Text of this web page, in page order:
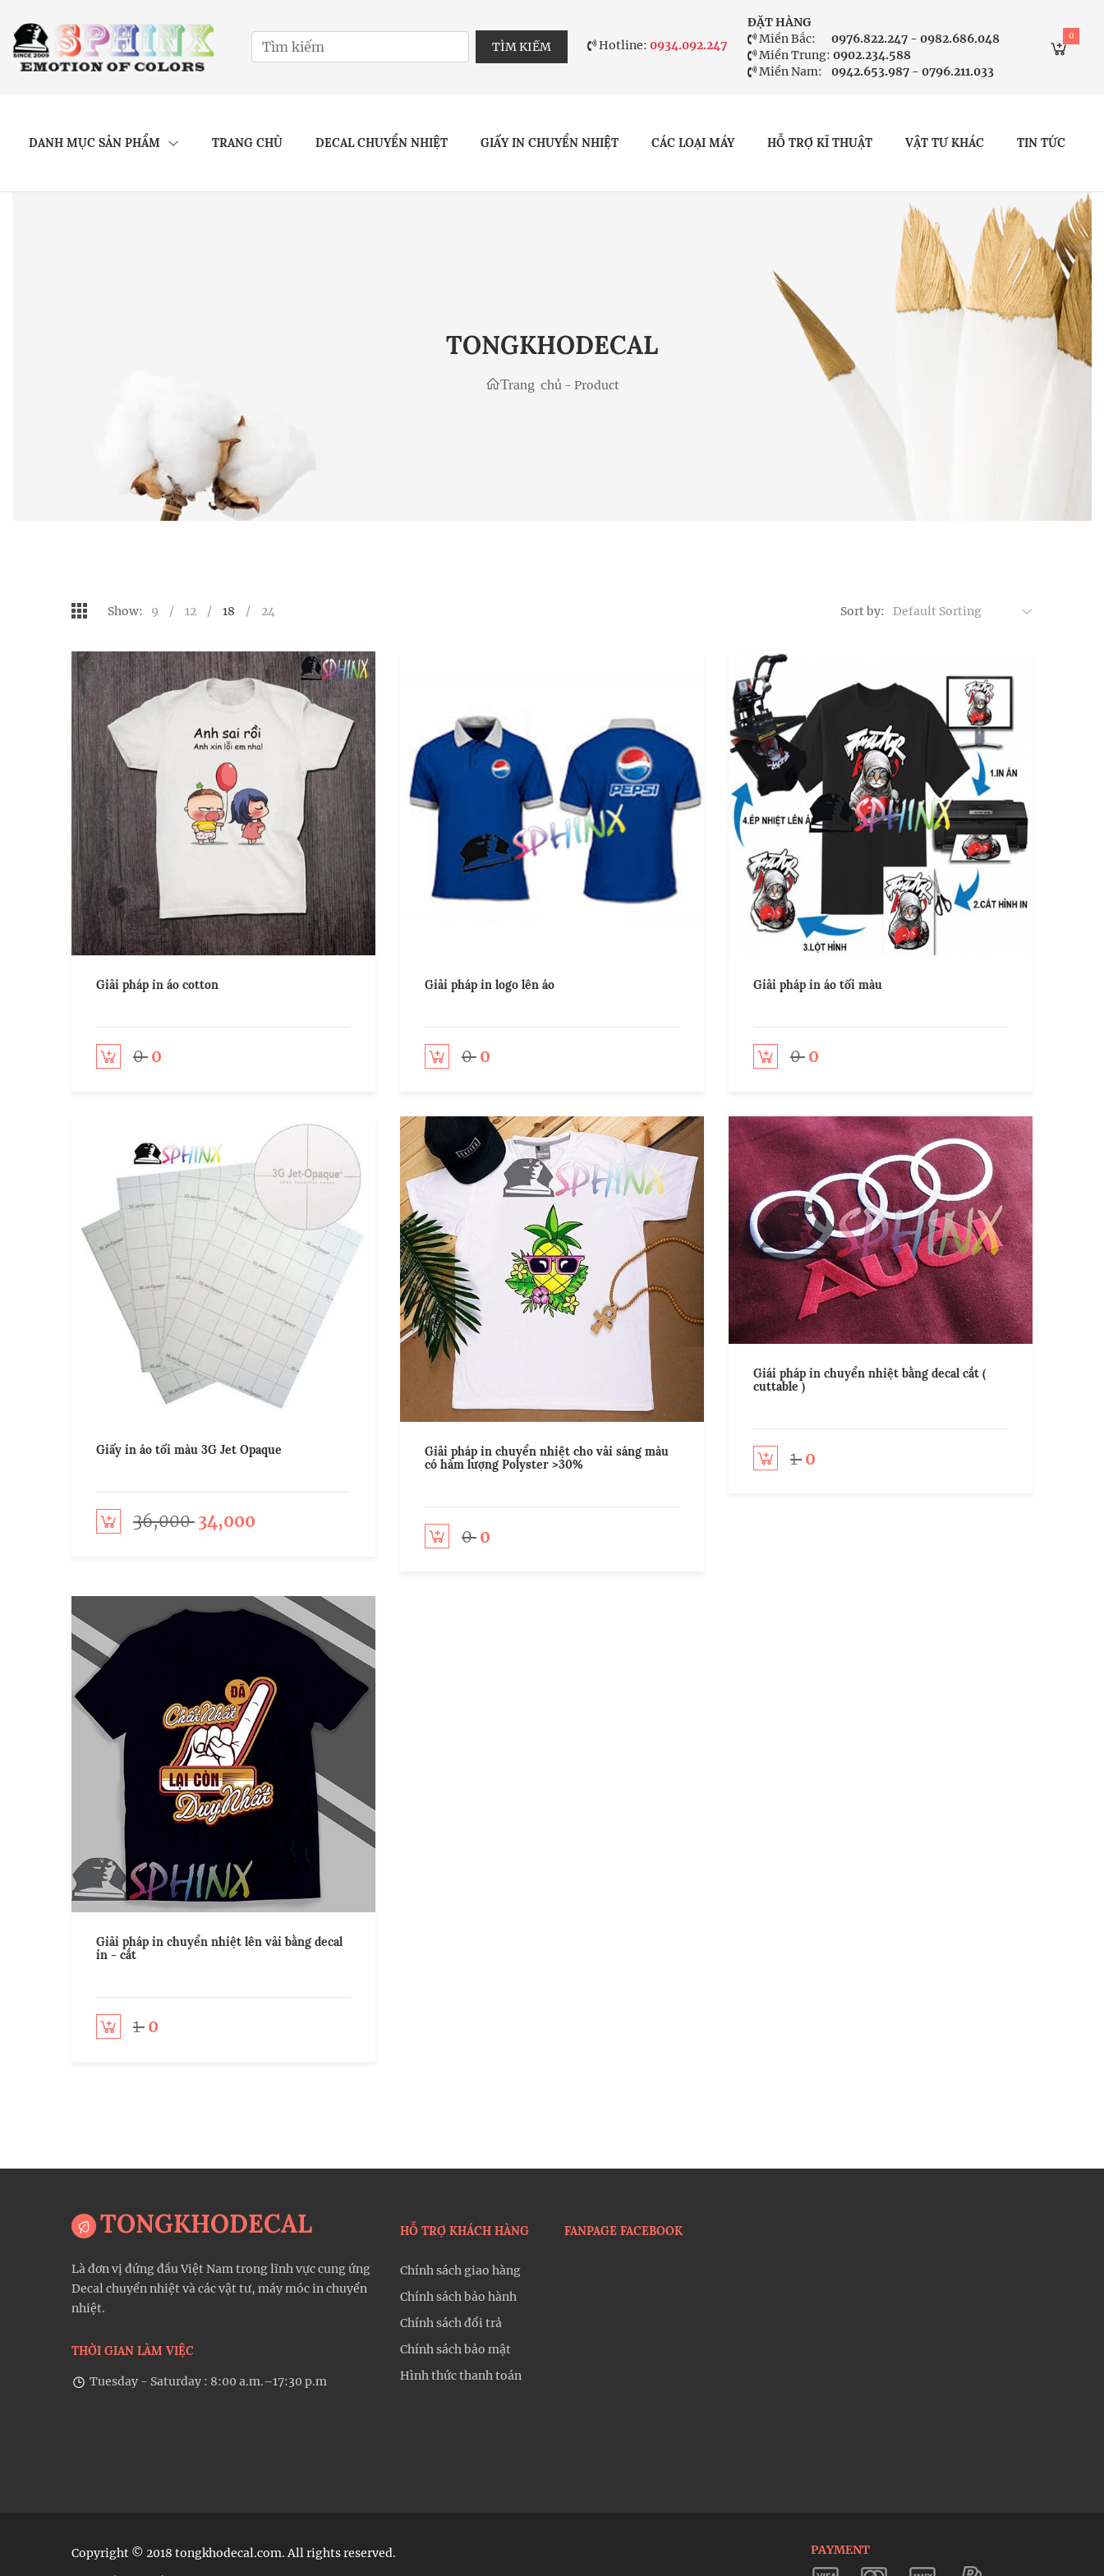
TÌM KIẾM Hotline:0934.092.247
ĐẶT HÀNG
Miền Bắc:
0976.822.247 - 0982.686.048
Miền Trung: 0902.234.588
Miền Nam:
0942.653.987 - 0796.211.033
0
DANH MỤC SẢN PHẨM TRANG CHỦ DECAL CHUYỂN NHIỆT GIẤY IN CHUYỂN NHIỆT CÁC LOẠI MÁY HỖ TRỢ KĨ THUẬT VẬT TƯ KHÁC TIN TỨC
TONGKHODECAL
Trang chủ - Product
Show: 9 12 18 24 Sort by: Default Sorting
Giải pháp in áo cotton
Add to cart 0 0
Giải pháp in logo lên áo
Add to cart 0 0
Giải pháp in áo tối màu
Add to cart 0 0
Giấy in áo tối màu 3G Jet Opaque
Add to cart 36,000 34,000
Giải pháp in chuyển nhiệt cho vải sáng màu
có hàm lượng Polyster >30%
Add to cart 0 0
Giái pháp in chuyển nhiệt bằng decal cắt (
cuttable )
Add to cart 1 0
Giải pháp in chuyển nhiệt lên vải bằng decal
in - cắt
Add to cart 1 0
TONGKHODECAL
Là đơn vị đứng đầu Việt Nam trong lĩnh vực cung ứng
Decal chuyển nhiệt và các vật tư, máy móc in chuyển
nhiệt.
THỜI GIAN LÀM VIỆC
Tuesday - Saturday : 8:00 a.m.–17:30 p.m
HỖ TRỢ KHÁCH HÀNG
Chính sách giao hàng
Chính sách bảo hành
Chính sách đổi trả
Chính sách bảo mật
Hình thức thanh toán
FANPAGE FACEBOOK
Copyright © 2018 tongkhodecal.com. All rights reserved.
PAYMENT